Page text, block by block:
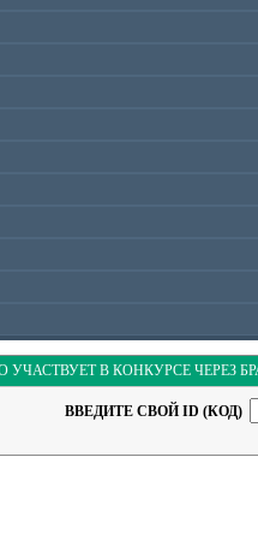
УЧАСТВУЕТ В КОНКУРСЕ ЧЕРЕЗ
ВВЕДИТЕ СВОЙ ID (КОД)